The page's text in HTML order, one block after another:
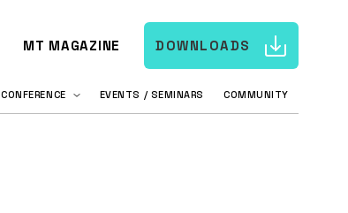
DOWNLOADS
MT MAGAZINE
CONFERENCE EVENTS / SEMINARS COMMUNITY